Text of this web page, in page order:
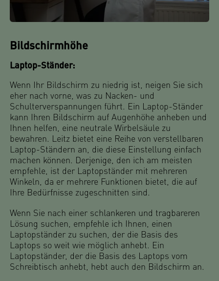
Bildschirmhöhe
Laptop-Ständer:
Wenn Ihr Bildschirm zu niedrig ist, neigen Sie sich
eher nach vorne, was zu Nacken- und
Schulterverspannungen führt. Ein Laptop-Ständer
kann Ihren Bildschirm auf Augenhöhe anheben und
Ihnen helfen, eine neutrale Wirbelsäule zu
bewahren. Leitz bietet eine Reihe von verstellbaren
Laptop-Ständern an, die diese Einstellung einfach
machen können. Derjenige, den ich am meisten
empfehle, ist der Laptopständer mit mehreren
Winkeln, da er mehrere Funktionen bietet, die auf
Ihre Bedürfnisse zugeschnitten sind.
Wenn Sie nach einer schlankeren und tragbareren
Lösung suchen, empfehle ich Ihnen, einen
Laptopständer zu suchen, der die Basis des
Laptops so weit wie möglich anhebt. Ein
Laptopständer, der die Basis des Laptops vom
Schreibtisch anhebt, hebt auch den Bildschirm an.